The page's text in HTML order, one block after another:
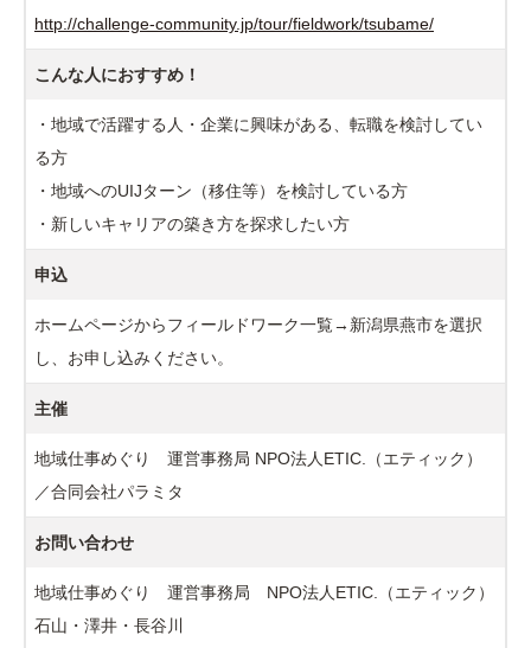
http://challenge-community.jp/tour/fieldwork/tsubame/
こんな人におすすめ！
・地域で活躍する人・企業に興味がある、転職を検討してい
る方
・地域へのUIJターン（移住等）を検討している方
・新しいキャリアの築き方を探求したい方
申込
ホームページからフィールドワーク一覧→新潟県燕市を選択
し、お申し込みください。
主催
地域仕事めぐり 運営事務局 NPO法人ETIC.（エティック）
／合同会社パラミタ
お問い合わせ
地域仕事めぐり 運営事務局 NPO法人ETIC.（エティック）
石山・澤井・長谷川